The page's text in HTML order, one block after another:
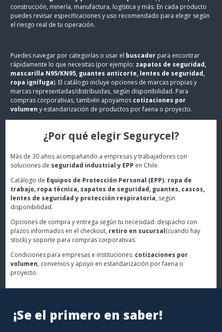
construcción, minería, manufactura, logística y más. En cada producto
puedes revisar especificaciones y uso recomendado para elegir según
el riesgo real de tu operación.
Puedes navegar por categorías o usar el buscador para encontrar
rápidamente lo que necesitas (por ejemplo: zapatos de seguridad,
mascarilla N95/KN95, guantes anticorte, lentes de seguridad,
ropa ignífuga). El catálogo incluye opciones de marcas propias y
marcas representadas/distribuidas, según disponibilidad. Para
compras corporativas, también apoyamos cotizaciones por
volumen y estandarización de productos por faena o proyecto.
¿Por qué elegir Segurycel?
Más de 30 años acompañando a empresas y trabajadores con
soluciones de seguridad industrial y EPP en Chile.
Catálogo de Equipos de Protección Personal (EPP): ropa de
trabajo, ropa técnica, zapatos de seguridad, guantes, cascos,
lentes de seguridad y protección respiratoria, según
disponibilidad.
Opciones de compra y entrega según tu necesidad: despacho con
plazos informados en el checkout, retiro en sucursal(cuando hay
stock) y soporte para compras corporativas.
Condiciones para empresas e instituciones: cotizaciones por
volumen, convenios y apoyo en estandarización por faena o
proyecto.
¡Se el primero en saber!